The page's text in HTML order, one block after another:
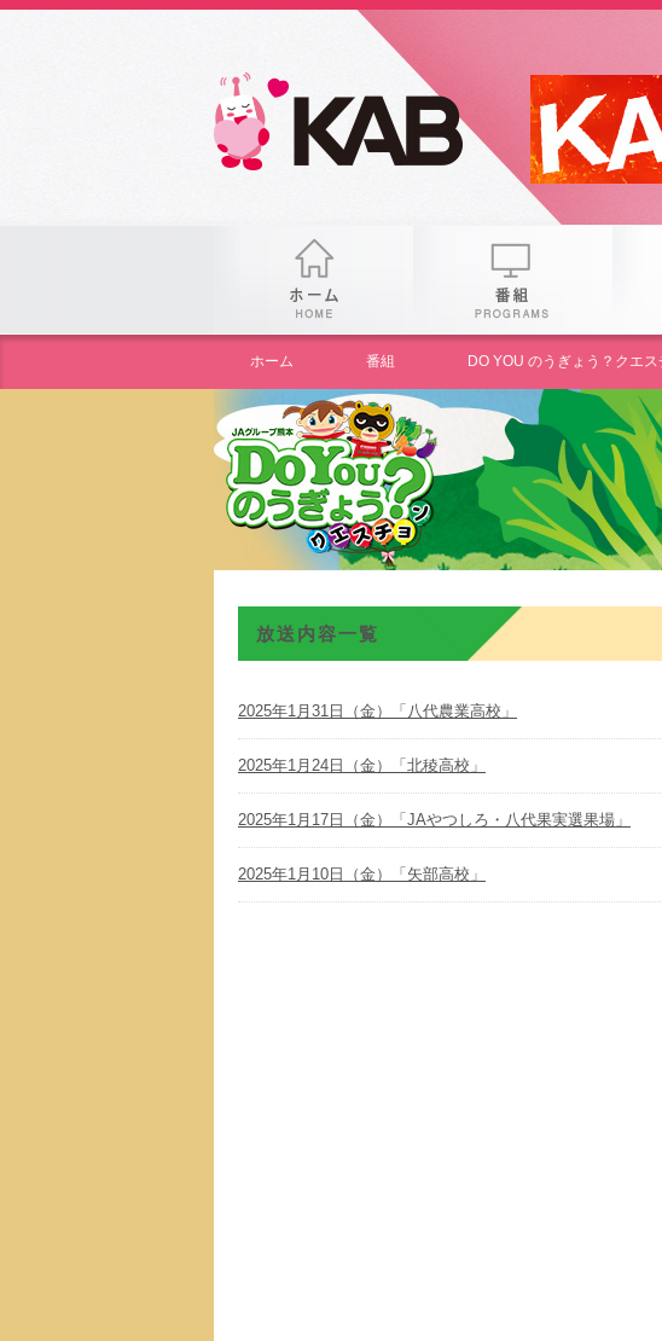
gogo 25th KAB
ホーム 番組 DO YOU のうぎょう？クエス
放送内容一覧
2025年1月31日（金）「八代農業高校」
2025年1月24日（金）「北稜高校」
2025年1月17日（金）「JAやつしろ・八代果実選果場」
2025年1月10日（金）「矢部高校」